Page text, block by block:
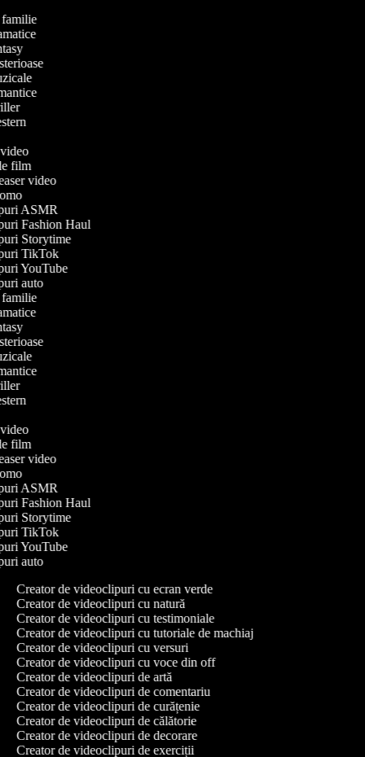
familie
film
video
ASMR
Fashion Haul
Storytime
TikTok
YouTube
auto
familie
film
video
ASMR
Fashion Haul
Storytime
TikTok
YouTube
auto
Creator de videoclipuri cu ecran verde
Creator de videoclipuri cu natură
Creator de videoclipuri cu testimoniale
Creator de videoclipuri cu tutoriale de machiaj
Creator de videoclipuri cu versuri
Creator de videoclipuri cu voce din off
Creator de videoclipuri de artă
Creator de videoclipuri de comentariu
Creator de videoclipuri de curățenie
Creator de videoclipuri de călătorie
Creator de videoclipuri de decorare
Creator de videoclipuri de exerciții